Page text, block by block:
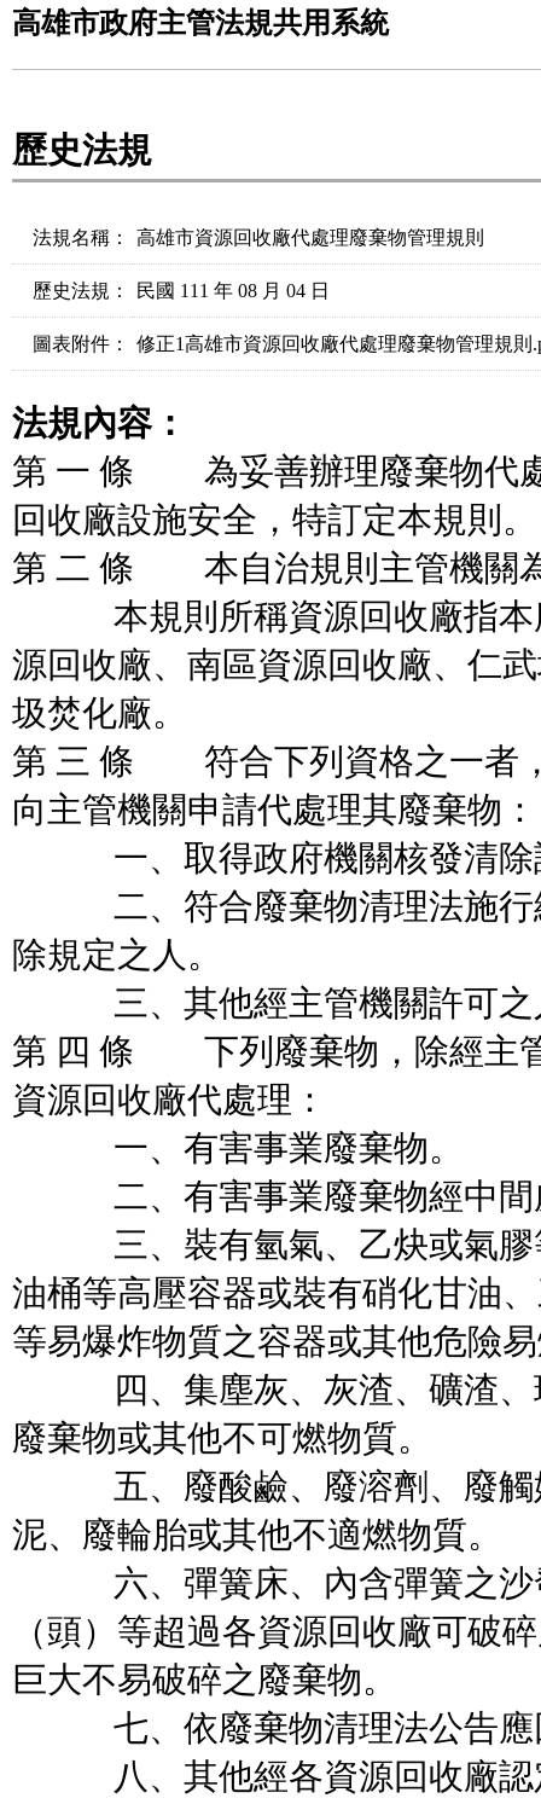
高雄市政府主管法規共用系統
歷史法規
法規名稱： 高雄市資源回收廠代處理廢棄物管理規則
歷史法規： 民國 111 年 08 月 04 日
圖表附件： 修正1高雄市資源回收廠代處理廢棄物管理規則
法規內容：
第 一 條 為妥善辦理廢棄物代
回收廠設施安全，特訂定本規則。
第 二 條 本自治規則主管機關
本規則所稱資源回收廠指本
源回收廠、南區資源回收廠、仁
圾焚化廠。
第 三 條 符合下列資格之一者
向主管機關申請代處理其廢棄物：
一、取得政府機關核發清除
二、符合廢棄物清理法施行
除規定之人。
三、其他經主管機關許可之
第 四 條 下列廢棄物，除經主
資源回收廠代處理：
一、有害事業廢棄物。
二、有害事業廢棄物經中間
三、裝有氫氣、乙炔或氣膠
油桶等高壓容器或裝有硝化甘油
等易爆炸物質之容器或其他危險
四、集塵灰、灰渣、礦渣、
廢棄物或其他不可燃物質。
五、廢酸鹼、廢溶劑、廢觸
泥、廢輪胎或其他不適燃物質。
六、彈簧床、內含彈簧之沙
（頭）等超過各資源回收廠可破
巨大不易破碎之廢棄物。
七、依廢棄物清理法公告應
八、其他經各資源回收廠認